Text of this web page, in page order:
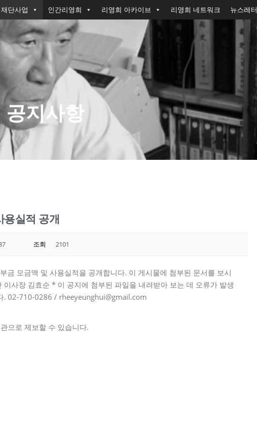
재단사업 인간리영희 리영희 아카이브 리영희 네트워크 뉴스레터
공지사항
용실적 공개
조회 2101
금 모금액 및 사용실적을 공개합니다. 이 게시물에 첨부된 문서를 보시
사장 김효순 * 이 공지에 첨부된 파일을 내려받아 보는 데 오류가 발생
. 02-710-0286 / rheeyeunghui@gmail.com
으로 제보할 수 있습니다.